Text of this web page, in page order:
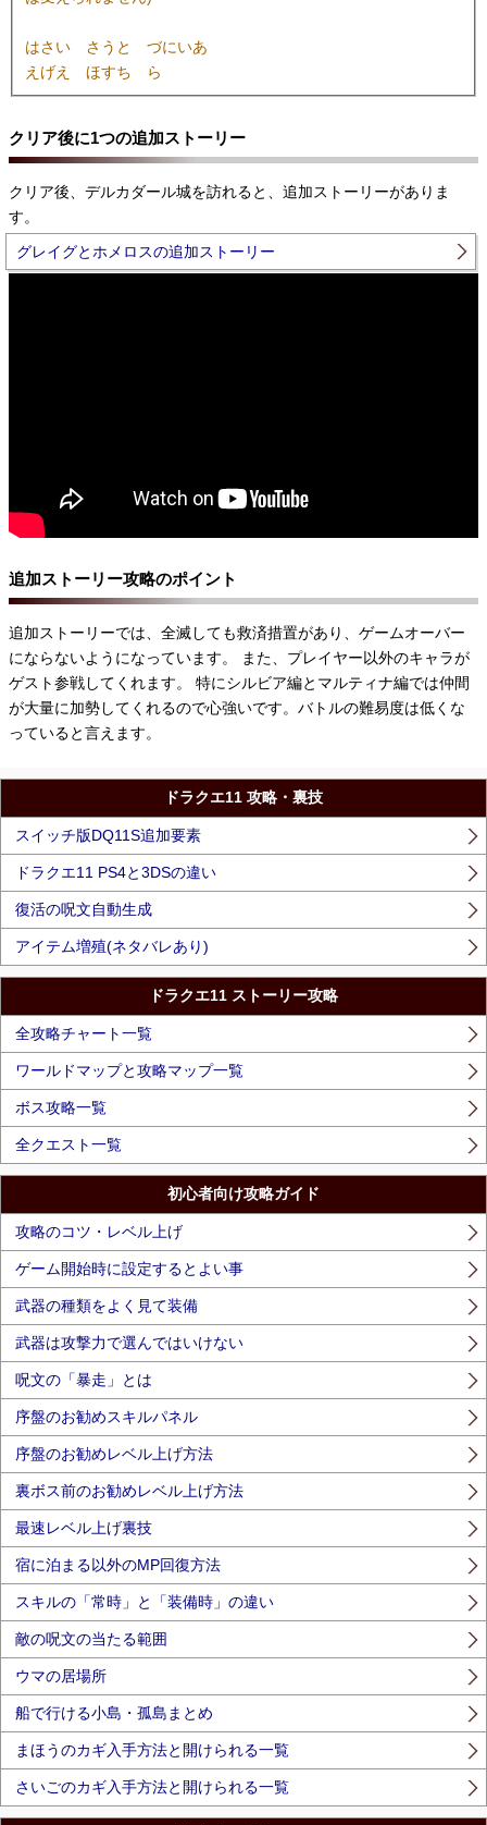
はさい さうと づにいあ
えげえ ほすち ら
クリア後に1つの追加ストーリー
クリア後、デルカダール城を訪れると、追加ストーリーがありま
す。
グレイグとホメロスの追加ストーリー
追加ストーリー攻略のポイント
追加ストーリーでは、全滅しても救済措置があり、ゲームオーバー
にならないようになっています。 また、プレイヤー以外のキャラが
ゲスト参戦してくれます。 特にシルビア編とマルティナ編では仲間
が大量に加勢してくれるので心強いです。バトルの難易度は低くな
っていると言えます。
ドラクエ11 攻略・裏技
スイッチ版DQ11S追加要素
ドラクエ11 PS4と3DSの違い
復活の呪文自動生成
アイテム増殖(ネタバレあり)
ドラクエ11 ストーリー攻略
全攻略チャート一覧
ワールドマップと攻略マップ一覧
ボス攻略一覧
全クエスト一覧
初心者向け攻略ガイド
攻略のコツ・レベル上げ
ゲーム開始時に設定するとよい事
武器の種類をよく見て装備
武器は攻撃力で選んではいけない
呪文の「暴走」とは
序盤のお勧めスキルパネル
序盤のお勧めレベル上げ方法
裏ボス前のお勧めレベル上げ方法
最速レベル上げ裏技
宿に泊まる以外のMP回復方法
スキルの「常時」と「装備時」の違い
敵の呪文の当たる範囲
ウマの居場所
船で行ける小島・孤島まとめ
まほうのカギ入手方法と開けられる一覧
さいごのカギ入手方法と開けられる一覧